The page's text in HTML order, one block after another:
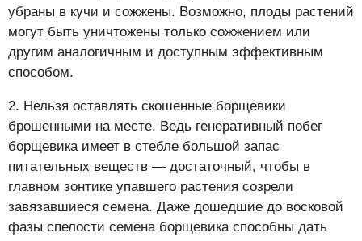
убраны в кучи и сожжены. Возможно, плоды растений
могут быть уничтожены только сожжением или
другим аналогичным и доступным эффективным
способом.
2. Нельзя оставлять скошенные борщевики
брошенными на месте. Ведь генеративный побег
борщевика имеет в стебле большой запас
питательных веществ — достаточный, чтобы в
главном зонтике упавшего растения созрели
завязавшиеся семена. Даже дошедшие до восковой
фазы спелости семена борщевика способны дать